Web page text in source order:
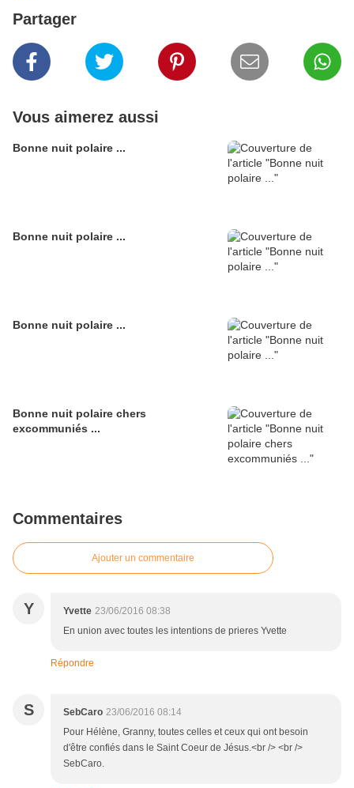
Partager
Vous aimerez aussi
Bonne nuit polaire ...
Bonne nuit polaire ...
Bonne nuit polaire ...
Bonne nuit polaire chers
excommuniés ...
Commentaires
Ajouter un commentaire
Y Yvette 23/06/2016 08:38
En union avec toutes les intentions de prieres Yvette
Répondre
S SebCaro 23/06/2016 08:14
Pour Hélène, Granny, toutes celles et ceux qui ont besoin
d'être confiés dans le Saint Coeur de Jésus.<br /> <br />
SebCaro.